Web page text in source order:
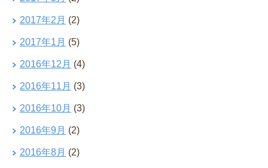
2017年2月 (2)
2017年1月 (5)
2016年12月 (4)
2016年11月 (3)
2016年10月 (3)
2016年9月 (2)
2016年8月 (2)